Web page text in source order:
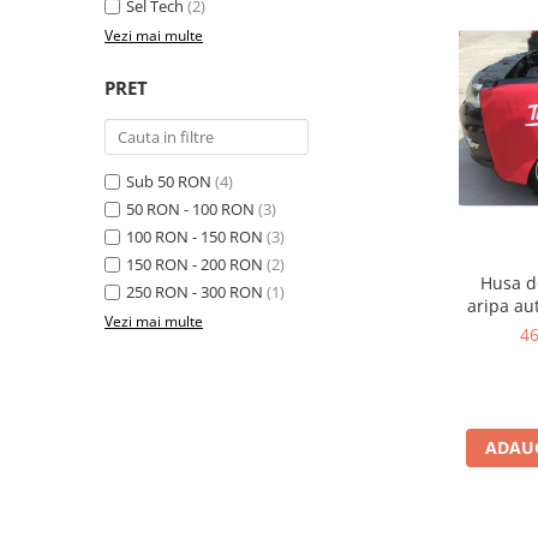
Elevator 4 coloane
Elevator motociclete
Elevator parcare
Girafa, macara motor
Masa hidraulica
Presa hidraulica stationara
Scule si echipamente spalatorie
Consumabile spalatorii auto
Tester acumulatori
Tester instalatii electrice
Scule motor
Blocaje distributie
Ceas comparator
Scule AdBlue
Scule bujii, bujii incandescente
Scule electrice motor
Scule esapament
Scule injectie
Scule injectoare
Sel Tech (2)
Vezi mai multe
PRET
Sub 50 RON (4)
50 RON - 100 RON (3)
100 RON - 150 RON (3)
150 RON - 200 RON (2)
250 RON - 300 RON (1)
Vezi mai multe
Husa
aripa